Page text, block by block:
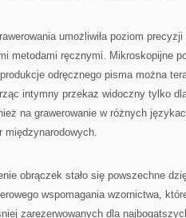
umożliwiła poziom
metodami ręcznymi. Mikroskopijne
odręcznego pisma można
intymny przekaz widoczny tylko
na grawerowanie w różnych
międzynarodowych.
obrączek stało się powszechne
wspomagania wzornictwa,
zarezerwowanych dla